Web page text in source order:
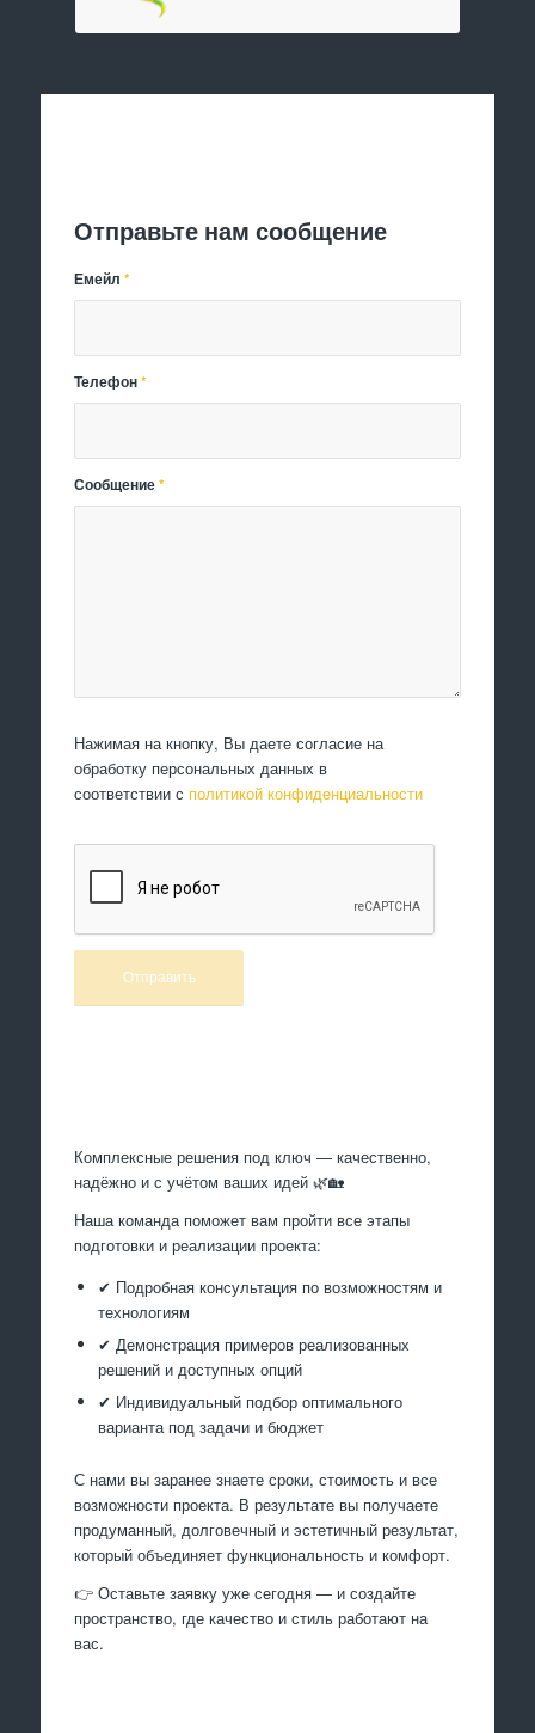
Отправьте нам сообщение
Емейл*
Телефон*
Сообщение*
Нажимая на кнопку, Вы даете согласие на
обработку персональных данных в
соответствии с политикой конфиденциальности
Комплексные решения под ключ — качественно,
надёжно и с учётом ваших идей 🌿🏡
Наша команда поможет вам пройти все этапы
подготовки и реализации проекта:
✔ Подробная консультация по возможностям и
технологиям
✔ Демонстрация примеров реализованных
решений и доступных опций
✔ Индивидуальный подбор оптимального
варианта под задачи и бюджет
С нами вы заранее знаете сроки, стоимость и все
возможности проекта. В результате вы получаете
продуманный, долговечный и эстетичный результат,
который объединяет функциональность и комфорт.
👉 Оставьте заявку уже сегодня — и создайте
пространство, где качество и стиль работают на
вас.